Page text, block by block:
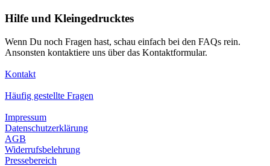
Hilfe und Kleingedrucktes
Wenn Du noch Fragen hast, schau einfach bei den FAQs rein.
Ansonsten kontaktiere uns über das Kontaktformular.
Kontakt
Häufig gestellte Fragen
Impressum
Datenschutzerklärung
AGB
Widerrufsbelehrung
Pressebereich